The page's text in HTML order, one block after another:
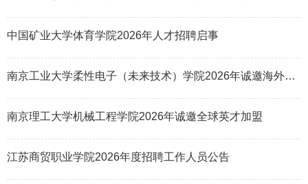
中国矿业大学体育学院2026年人才招聘启事
南京工业大学柔性电子（未来技术）学院2026年诚邀海外英才
南京理工大学机械工程学院2026年诚邀全球英才加盟
江苏商贸职业学院2026年度招聘工作人员公告